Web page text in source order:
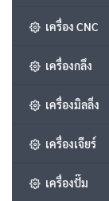
เครื่อง CNC
เครื่องกลึง
เครื่องมิลลิ่ง
เครื่องเจียร์
เครื่องปั๊ม